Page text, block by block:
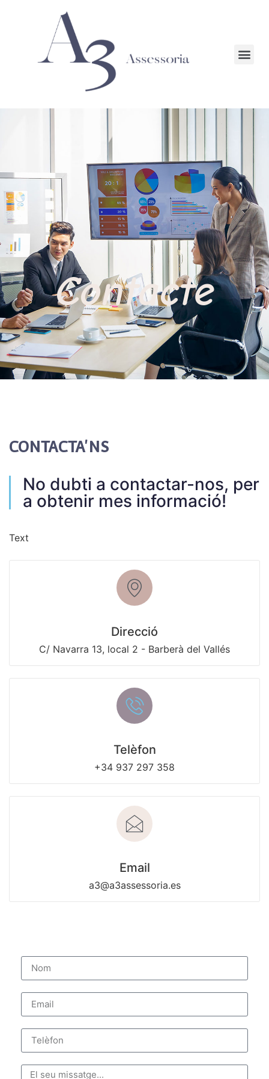
Contacte
CONTACTA'NS
No dubti a contactar-nos, per
a obtenir mes informació!
Text
Direcció
C/ Navarra 13, local 2 - Barberà del Vallés
Telèfon
+34 937 297 358
Email
a3@a3assessoria.es